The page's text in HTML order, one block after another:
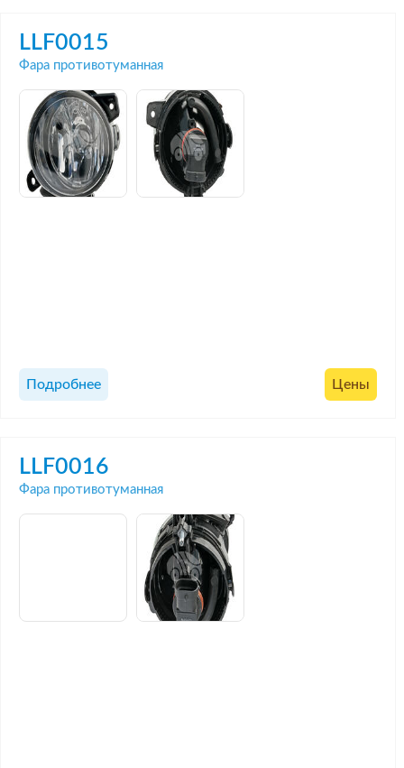
LLF0015
Фара противотуманная
Подробнее Цены
LLF0016
Фара противотуманная